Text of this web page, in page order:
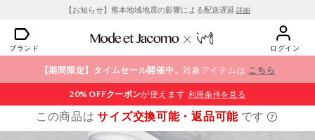
【お知らせ】熊本地域地震の影響による配送遅延 詳細
ブランド ログイン
【期間限定】タイムセール開催中。対象アイテムは こちら
20% OFFクーポンが使えます 利用条件を見る
この商品はサイズ交換可能・返品可能 です